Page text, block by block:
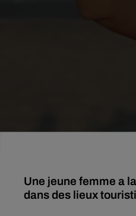
Une jeune femme a
dans des lieux